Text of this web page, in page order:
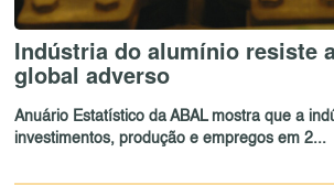
Indústria do alumínio resiste
global adverso
Anuário Estatístico da ABAL mostra que a
investimentos, produção e empregos em 2...